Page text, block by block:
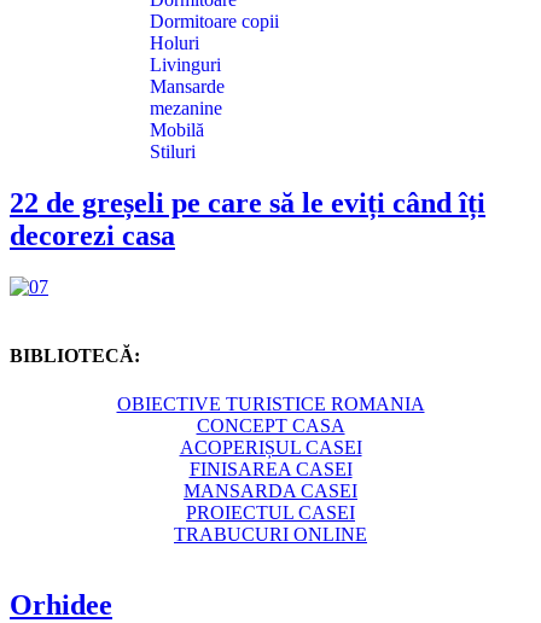
Dormitoare copii
Holuri
Livinguri
Mansarde
mezanine
Mobilă
Stiluri
22 de greșeli pe care să le eviți când îți
decorezi casa
BIBLIOTECĂ:
OBIECTIVE TURISTICE ROMANIA
CONCEPT CASA
ACOPERIȘUL CASEI
FINISAREA CASEI
MANSARDA CASEI
PROIECTUL CASEI
TRABUCURI ONLINE
Orhidee